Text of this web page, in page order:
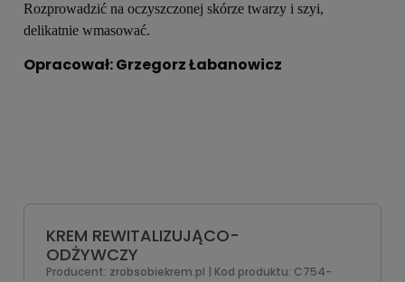
Rozprowadzić na oczyszczonej skórze twarzy i szyi,
delikatnie wmasować.
Opracował: Grzegorz Łabanowicz
KREM REWITALIZUJĄCO-
ODŻYWCZY
Producent: zrobsobiekrem.pl | Kod produktu: C754-